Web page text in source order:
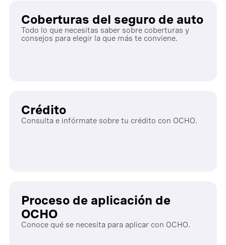
Coberturas del seguro de auto
Todo lo que necesitas saber sobre coberturas y
consejos para elegir la que más te conviene.
Crédito
Consulta e infórmate sobre tu crédito con OCHO.
Proceso de aplicación de
OCHO
Conoce qué se necesita para aplicar con OCHO.